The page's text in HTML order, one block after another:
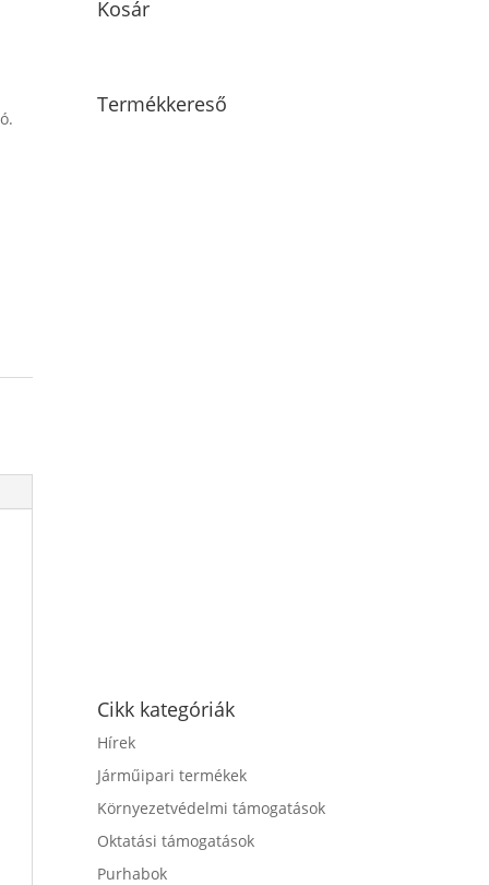
Kosár
Termékkereső
Cikk kategóriák
Hírek
Járműipari termékek
Környezetvédelmi támogatások
Oktatási támogatások
Purhabok